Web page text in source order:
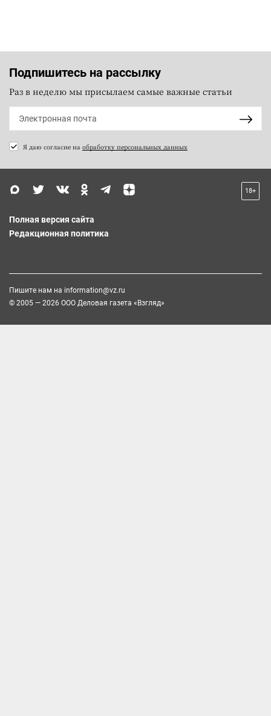
Подпишитесь на рассылку
Раз в неделю мы присылаем самые важные статьи
Я даю согласие на обработку персональных данных
18+
Полная версия сайта
Редакционная политика
Пишите нам на information@vz.ru
© 2005 — 2026 ООО Деловая газета «Взгляд»